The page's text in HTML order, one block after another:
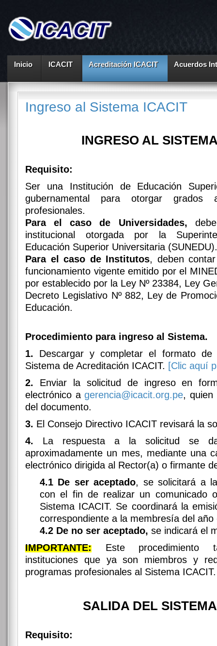
Inicio ICACIT Acreditación ICACIT Acuerdos
Ingreso al Sistema ICACIT
INGRESO AL
Requisito:
Ser una Institución de Educación
gubernamental para otorgar grados
profesionales.
Para el caso de Universidades,
institucional otorgada por la
Educación Superior Universitaria (SUNEDU).
Para el caso de Institutos, deben
funcionamiento vigente emitido por el
por establecido por la Ley Nº 23384, Ley
Decreto Legislativo Nº 882, Ley de
Educación.
Procedimiento para ingreso al Sistema.
1. Descargar y completar el formato
Sistema de Acreditación ICACIT. [Clic aquí
2.
Enviar la solicitud de ingreso en
electrónico agerencia@icacit.org.pe, quien
del documento.
3. El Consejo Directivo ICACIT revisará la
4. La respuesta a la solicitud se
aproximadamente un mes, mediante una
electrónico dirigida al Rector(a) o firmante
4.1 De ser aceptado, se solicitará a
con el fin de realizar un comunicado
Sistema ICACIT. Se coordinará la
correspondiente a la membresía del año
4.2 De no ser aceptado, se indicará el
IMPORTANTE: Este procedimiento
instituciones que ya son miembros y
programas profesionales al Sistema ICACIT.
SALIDA DEL
Requisito: